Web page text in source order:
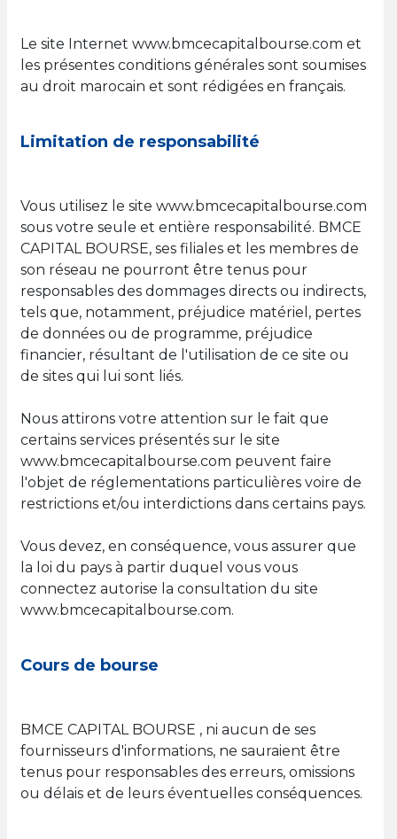
Le site Internet www.bmcecapitalbourse.com et
les présentes conditions générales sont soumises
au droit marocain et sont rédigées en français.
Limitation de responsabilité
Vous utilisez le site www.bmcecapitalbourse.com
sous votre seule et entière responsabilité. BMCE
CAPITAL BOURSE, ses filiales et les membres de
son réseau ne pourront être tenus pour
responsables des dommages directs ou indirects,
tels que, notamment, préjudice matériel, pertes
de données ou de programme, préjudice
financier, résultant de l'utilisation de ce site ou
de sites qui lui sont liés.
Nous attirons votre attention sur le fait que
certains services présentés sur le site
www.bmcecapitalbourse.com peuvent faire
l'objet de réglementations particulières voire de
restrictions et/ou interdictions dans certains pays.
Vous devez, en conséquence, vous assurer que
la loi du pays à partir duquel vous vous
connectez autorise la consultation du site
www.bmcecapitalbourse.com.
Cours de bourse
BMCE CAPITAL BOURSE , ni aucun de ses
fournisseurs d'informations, ne sauraient être
tenus pour responsables des erreurs, omissions
ou délais et de leurs éventuelles conséquences.